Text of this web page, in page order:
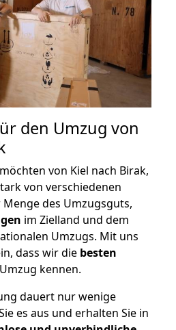
den Umzug von
von Kiel nach Birak,
von verschiedenen
des Umzugsguts,
im Zielland und dem
Umzugs. Mit uns
dass wir die besten
kennen.
dauert nur wenige
es aus und erhalten Sie in